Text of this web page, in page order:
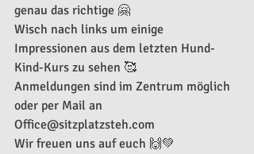
genau das richtige 🤗
Wisch nach links um einige
Impressionen aus dem letzten Hund-
Kind-Kurs zu sehen 🥰
Anmeldungen sind im Zentrum möglich
oder per Mail an
Office@sitzplatzsteh.com
Wir freuen uns auf euch 🙌💚